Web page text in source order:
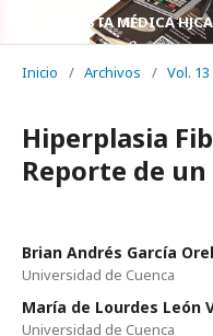
REVISTA MÉDICA HJCA
Inicio / Archivos / Vol.
Hiperplasia
Reporte de un
Brian Andrés García
Universidad de Cuenca
María de Lourdes León
Universidad de Cuenca